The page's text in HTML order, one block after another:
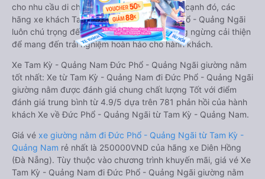
cho nhu cầu di chuyển của hành khách. Bên cạnh đó, các
hãng xe khách Tam Kỳ - Quảng Nam Đức Phổ - Quảng Ngãi
luôn chú trọng đến chất lượng dịch vụ, không ngừng cải thiện
để mang đến trải nghiệm hoàn hảo cho hành khách.
Xe Tam Kỳ - Quảng Nam Đức Phổ - Quảng Ngãi giường nằm
tốt nhất: Xe từ Tam Kỳ - Quảng Nam đi Đức Phổ - Quảng Ngãi
giường nằm được đánh giá chung chất lượng Tốt với điểm
đánh giá trung bình từ 4.9/5 dựa trên 781 phản hồi của hành
khách Xe về Đức Phổ - Quảng Ngãi từ Tam Kỳ - Quảng Nam.
Giá vé xe giường nằm đi Đức Phổ - Quảng Ngãi từ Tam Kỳ -
Quảng Nam rẻ nhất là 250000VND của hãng xe Diên Hồng
(Đà Nẵng). Tùy thuộc vào chương trình khuyến mãi, giá vé Xe
Tam Kỳ - Quảng Nam đi Đức Phổ - Quảng Ngãi giường nằm